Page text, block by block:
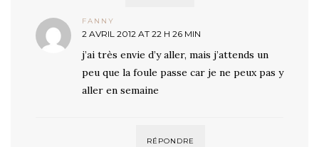
FANNY
2 AVRIL 2012 AT 22 H 26 MIN
j’ai très envie d’y aller, mais j’attends un
peu que la foule passe car je ne peux pas y
aller en semaine
RÉPONDRE